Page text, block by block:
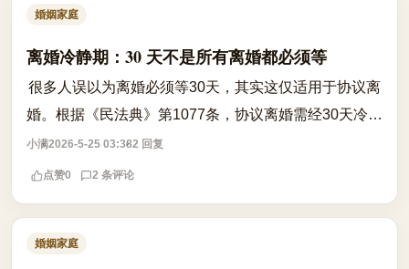
婚姻家庭
离婚冷静期：30 天不是所有离婚都必须等
很多人误以为离婚必须等30天，其实这仅适用于协议离
婚。根据《民法典》第1077条，协议离婚需经30天冷静
期，但若存在家暴、出轨、转移财产等情形，冷静期并
非强制适用。若一方有家暴行为，另一方...
小满2026-5-25 03:382 回复
点赞0 2 条评论
婚姻家庭